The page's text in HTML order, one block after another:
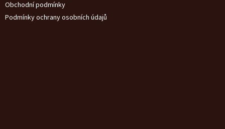
Obchodní podmínky
Podmínky ochrany osobních údajů